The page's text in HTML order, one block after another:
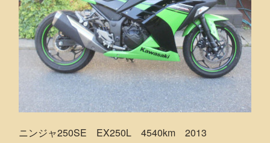
ニンジャ250SE EX250L 4540km 2013